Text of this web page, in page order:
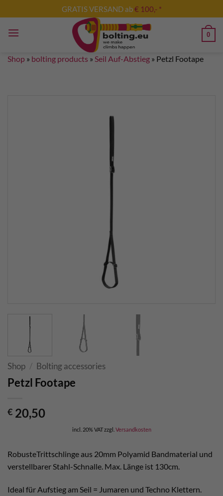
to
content
GRATIS VERSAND ab€ 100,- *
0
Shop » bolting products » Seil Auf-Abstieg » Petzl Footape
Shop / Bolting accessories
Petzl Footape
€ 20,50
incl. 20% VATzzgl. Versandkosten
RobusteTrittschlinge aus 20mm Polyamid Bandmaterial und
verstellbarer Stahl-Schnalle. Max. Länge ist 130cm.
Ideal für Aufstieg am Seil = Jumaren und Techno Klettern.